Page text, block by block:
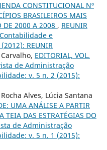
CONSTITUCIONAL Nº
BRASILEIROS MAIS
DE 2000 A 2008 , REUNIR
e
REUNIR
EDITORIAL, VOL.
de Administração
v. 5 n. 2 (2015):
Alves, Lúcia Santana
UMA ANÁLISE A PARTIR
TEIA DAS ESTRATÉGIAS DO
de Administração
v. 5 n. 1 (2015):